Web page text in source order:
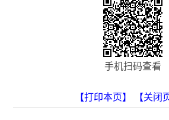
手机扫码查看
【打印本页】 【关闭